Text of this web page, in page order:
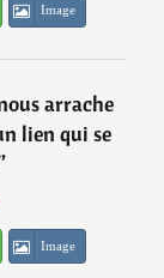
Image
arrache
lien qui se
Image